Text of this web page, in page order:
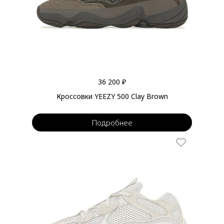
36 200 ₽
Кроссовки YEEZY 500 Clay Brown
Подробнее